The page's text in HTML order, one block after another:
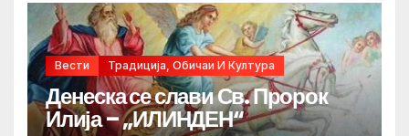
Вести Традиција, Обичаи И Култура
Денеска се слави Св. Пророк
Илија – „ИЛИНДЕН“